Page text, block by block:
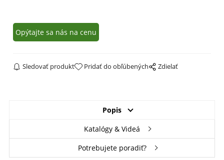
Opýtajte sa nás na cenu
Sledovať produkt Pridať do obľúbených Zdielať
Popis
Katalógy & Videá
Potrebujete poradiť?